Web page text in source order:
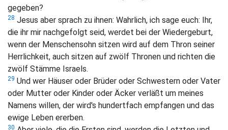
gegeben?
28 Jesus aber sprach zu ihnen: Wahrlich, ich sage euch: Ihr,
die ihr mir nachgefolgt seid, werdet bei der Wiedergeburt,
wenn der Menschensohn sitzen wird auf dem Thron seiner
Herrlichkeit, auch sitzen auf zwölf Thronen und richten die
zwölf Stämme Israels.
29 Und wer Häuser oder Brüder oder Schwestern oder Vater
oder Mutter oder Kinder oder Äcker verläßt um meines
Namens willen, der wird's hundertfach empfangen und das
ewige Leben ererben.
30